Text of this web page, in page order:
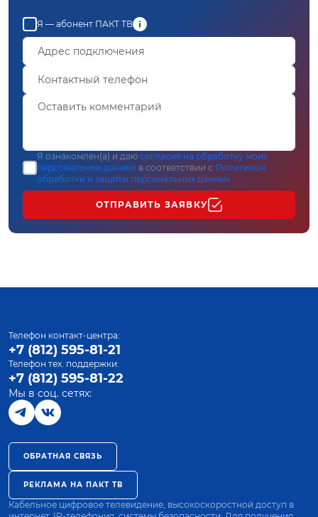
Я — абонент ПАКТ ТВ
Я ознакомлен(а) и даю согласие на обработку моих
персональных данных в соответствии с Политикой
обработки и защиты персональных данных
ОТПРАВИТЬ ЗАЯВКУ
Телефон контакт-центра:
+7 (812) 595-81-21
Телефон тех. поддержки:
+7 (812) 595-81-22
Мы в соц. сетях:
ОБРАТНАЯ СВЯЗЬ
РЕКЛАМА НА ПАКТ ТВ
Кабельное цифровое телевидение, высокоскоростной доступ в